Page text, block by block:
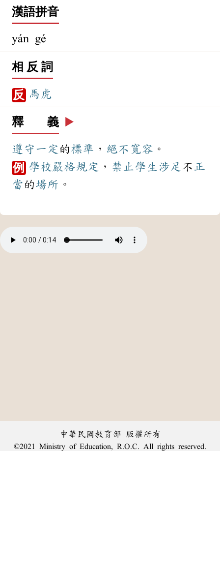
漢語拼音
yán gé
相 反 詞
反 馬虎
釋 義 ▶️
遵守 一定 的標準 ， 絕不 寬容 。
例 學校 嚴格規定 ， 禁止學生 涉足 不正
當 的場所 。
中華民國教育部 版權所有
©2021 Ministry of Education, R.O.C. All rights reserved.